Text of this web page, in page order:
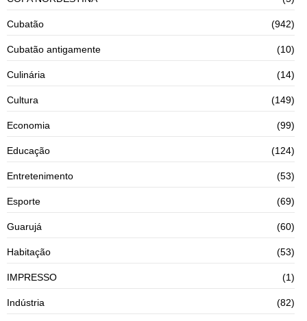
Cubatão (942)
Cubatão antigamente (10)
Culinária (14)
Cultura (149)
Economia (99)
Educação (124)
Entretenimento (53)
Esporte (69)
Guarujá (60)
Habitação (53)
IMPRESSO (1)
Indústria (82)